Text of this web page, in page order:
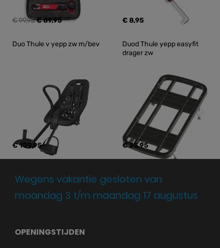
€ 99,95€ 89,95 € 8,95
Duo Thule v yepp zw m/bev
€ 109,95
Duod Thule yepp easyfit
drager zw
€ 25,95
Wegens vakantie gesloten van
maandag 3 t/m maandag 17 augustus
OPENINGSTIJDEN